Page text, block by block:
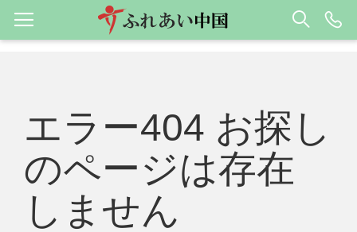
エラー404 お探し
のページは存在
しません